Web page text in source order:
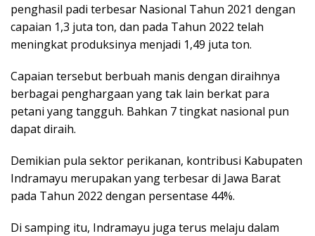
penghasil padi terbesar Nasional Tahun 2021 dengan
capaian 1,3 juta ton, dan pada Tahun 2022 telah
meningkat produksinya menjadi 1,49 juta ton.
Capaian tersebut berbuah manis dengan diraihnya
berbagai penghargaan yang tak lain berkat para
petani yang tangguh. Bahkan 7 tingkat nasional pun
dapat diraih.
Demikian pula sektor perikanan, kontribusi Kabupaten
Indramayu merupakan yang terbesar di Jawa Barat
pada Tahun 2022 dengan persentase 44%.
Di samping itu, Indramayu juga terus melaju dalam